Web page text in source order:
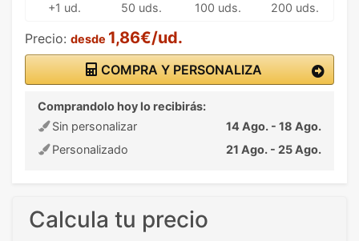
+1 ud. 50 uds. 100 uds. 200 uds.
Precio: desde 1,86€/ud.
COMPRA Y PERSONALIZA
Comprandolo hoy lo recibirás:
Sin personalizar
14 Ago. - 18 Ago.
Personalizado
21 Ago. - 25 Ago.
Calcula tu precio